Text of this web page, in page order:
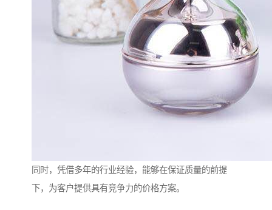
同时，凭借多年的行业经验，能够在保证质量的前提
下，为客户提供具有竞争力的价格方案。